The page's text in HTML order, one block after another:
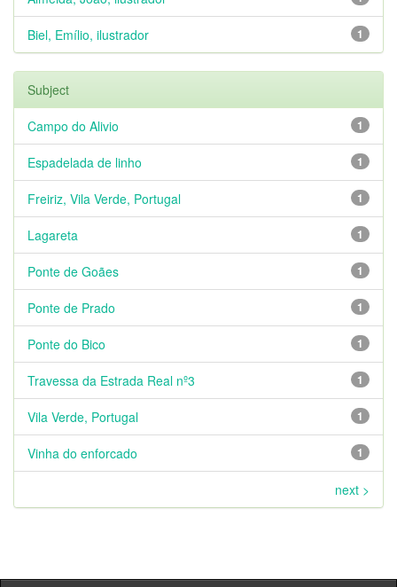
1
Biel, Emílio, ilustrador
Subject
1
Campo do Alivio
1
Espadelada de linho
1
Freiriz, Vila Verde, Portugal
1
Lagareta
1
Ponte de Goães
1
Ponte de Prado
1
Ponte do Bico
1
Travessa da Estrada Real nº3
1
Vila Verde, Portugal
1
Vinha do enforcado
next >